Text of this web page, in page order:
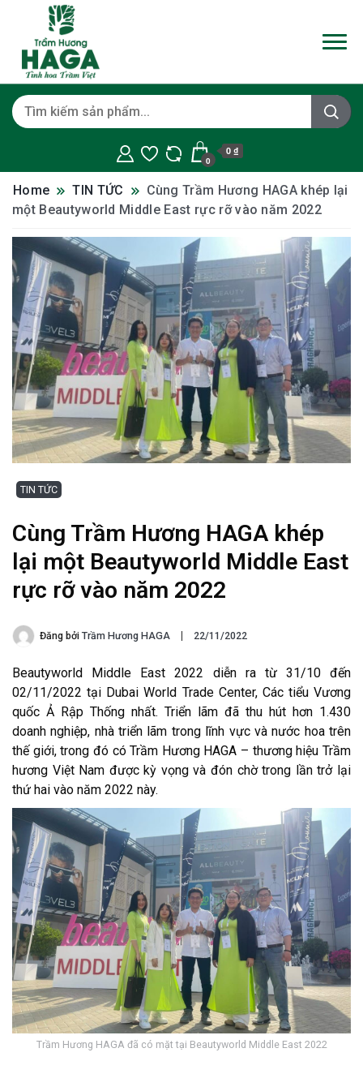
0
0 ₫
Home TIN TỨC
Cùng Trầm Hương HAGA khép lại
một Beautyworld Middle East rực rỡ vào năm 2022
TIN TỨC
Cùng Trầm Hương HAGA khép
lại một Beautyworld Middle East
rực rỡ vào năm 2022
Đăng bởi Trầm Hương HAGA 22/11/2022
Beautyworld Middle East 2022 diễn ra từ 31/10 đến
02/11/2022 tại Dubai World Trade Center, Các tiểu Vương
quốc Ả Rập Thống nhất. Triển lãm đã thu hút hơn 1.430
doanh nghiệp, nhà triển lãm trong lĩnh vực và nước hoa trên
thế giới, trong đó có Trầm Hương HAGA – thương hiệu Trầm
hương Việt Nam được kỳ vọng và đón chờ trong lần trở lại
thứ hai vào năm 2022 này.
Trầm Hương HAGA đã có mặt tại Beautyworld Middle East 2022